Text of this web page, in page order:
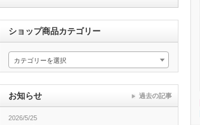
ショップ商品カテゴリー
カテゴリーを選択
お知らせ
2026/5/25
過去の記事